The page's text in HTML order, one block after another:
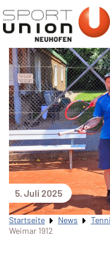
5. Juli 2025
Startseite News
Weimar 1912